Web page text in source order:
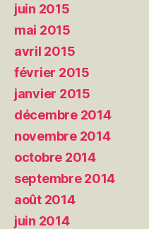
juin 2015
mai 2015
avril 2015
février 2015
janvier 2015
décembre 2014
novembre 2014
octobre 2014
septembre 2014
août 2014
juin 2014